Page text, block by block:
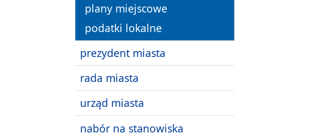
plany miejscowe
podatki lokalne
prezydent miasta
rada miasta
urząd miasta
nabór na stanowiska